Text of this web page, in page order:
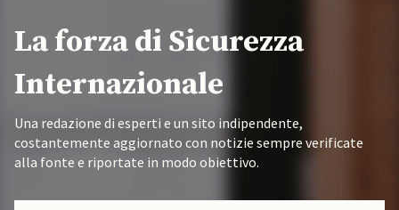
La forza di Sicurezza
Internazionale
Una redazione di esperti e un sito indipendente,
costantemente aggiornato con notizie sempre verificate
alla fonte e riportate in modo obiettivo.